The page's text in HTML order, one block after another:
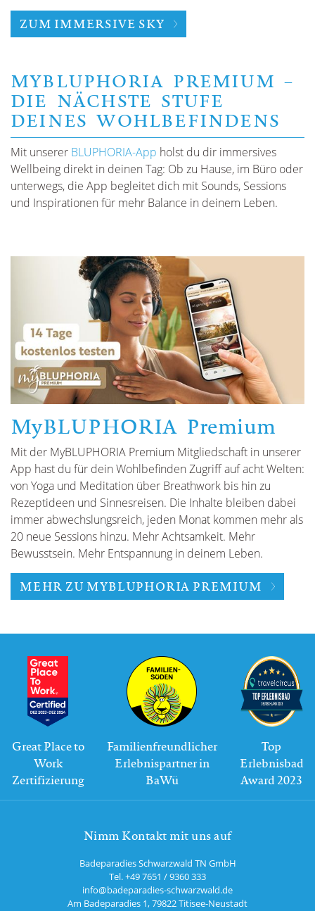
ZUM IMMERSIVE SKY
MYBLUPHORIA PREMIUM –
DIE NÄCHSTE STUFE
DEINES WOHLBEFINDENS
Mit unserer BLUPHORIA-App holst du dir immersives
Wellbeing direkt in deinen Tag: Ob zu Hause, im Büro oder
unterwegs, die App begleitet dich mit Sounds, Sessions
und Inspirationen für mehr Balance in deinem Leben.
MyBLUPHORIA Premium
Mit der MyBLUPHORIA Premium Mitgliedschaft in unserer
App hast du für dein Wohlbefinden Zugriff auf acht Welten:
von Yoga und Meditation über Breathwork bis hin zu
Rezeptideen und Sinnesreisen. Die Inhalte bleiben dabei
immer abwechslungsreich, jeden Monat kommen mehr als
20 neue Sessions hinzu. Mehr Achtsamkeit. Mehr
Bewusstsein. Mehr Entspannung in deinem Leben.
MEHR ZU MYBLUPHORIA PREMIUM
Great Place to
Work
Zertifizierung
Familienfreundlicher
Erlebnispartner in
BaWü
Top
Erlebnisbad
Award 2023
Nimm Kontakt mit uns auf
Badeparadies Schwarzwald TN GmbH
Tel.+49 7651 / 9360 333
info@badeparadies-schwarzwald.de
Am Badeparadies 1,79822Titisee-Neustadt